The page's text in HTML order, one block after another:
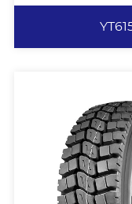
经典大“S”矿花设